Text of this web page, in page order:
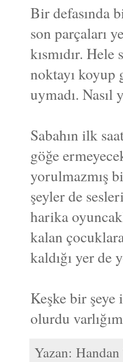
Bir defasında
son parçaları
kısmıdır.
noktayı koyup
uymadı. Nasıl
Sabahın ilk
göğe
yorulmazmış
şeyler de
harika
kalan
kaldığı yer de
Keşke bir
olurdu
Yazan: Handan